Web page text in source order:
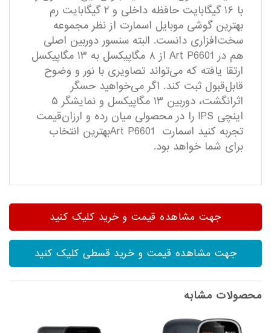
با ۱۶ گیگابایت حافظه داخلی و ۲ گیگابایت رم
بهترین گوشی موبایل اسمارت از نظر مجموعه
سخت‌افزاری دانست. البته سنسور دوربین اصلی
هم در Art P6601 از ۸ مگاپیکسل به ۱۳ مگاپیکسل
ارتقا یافته که می‌تواند تصاویری با نور و وضوح
قابل‌قبول ثبت کند. اگر می‌خواهید حسگر
اثرانگشت، دوربین ۱۳ مگاپیکسل و نمایشگر ۵
اینچی IPS را در محصولی میان رده و ارزان‌قیمت
تجربه کنید اسمارت Art P6601بهترین انتخاب
برای شما خواهد بود.
جهت مشاهده قیمت و خرید کلیک کنید
جهت مشاهده قیمت و خرید قسطی کلیک کنید
محصولات مشابه